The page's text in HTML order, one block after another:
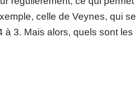
celle de Veynes, qui se
3. Mais alors, quels sont les